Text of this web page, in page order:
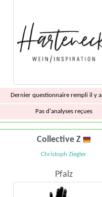
Dernier questionnaire rempli il y a
Pas d'analyses reçues
Collective Z
Christoph Ziegler
Pfalz